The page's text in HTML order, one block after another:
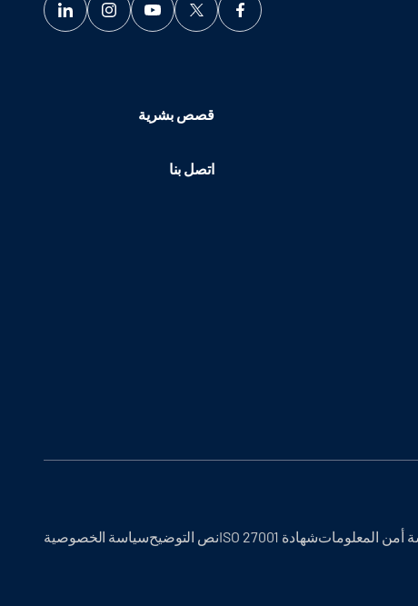
قصص بشرية
اتصل بنا
أمن المعلوماتشهادة ISO 27001 نص التوضيحسياسة الخصوصية